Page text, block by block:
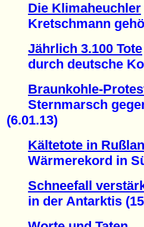
Die Klimaheuchler
Kretschmann
Jährlich 3.100 Tote
durch deutsche
Braunkohle-
Sternmarsch
(6.01.13)
Kältetote in
Wärmerekord in
Schneefall
in der Antarktis